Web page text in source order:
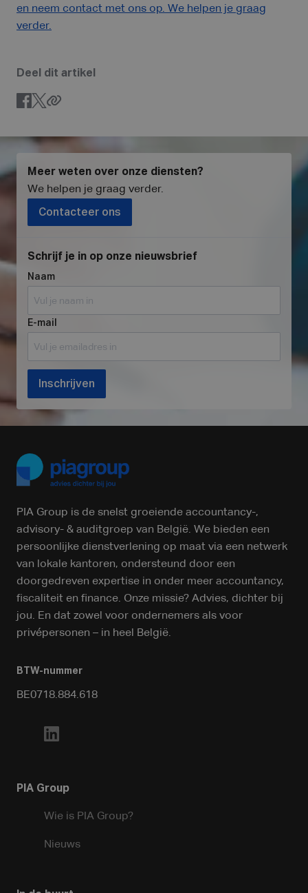
en neem contact met ons op. We helpen je graag
verder.
Deel dit artikel
Meer weten over onze diensten?
We helpen je graag verder.
Contacteer ons
Schrijf je in op onze nieuwsbrief
Naam
E-mail
Inschrijven
PIA Group is de snelst groeiende accountancy-,
advisory- & auditgroep van België. We bieden een
persoonlijke dienstverlening op maat via een netwerk
van lokale kantoren, ondersteund door een
doorgedreven expertise in onder meer accountancy,
fiscaliteit en finance. Onze missie? Advies, dichter bij
jou. En dat zowel voor ondernemers als voor
privépersonen – in heel België.
BTW-nummer
BE0718.884.618
PIA Group
Wie is PIA Group?
Nieuws